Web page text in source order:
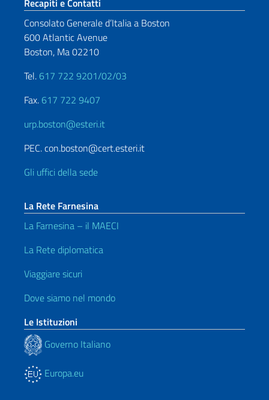
Recapiti e Contatti
Consolato Generale d’Italia a Boston
600 Atlantic Avenue
Boston, Ma 02210
Tel. 617 722 9201/02/03
Fax. 617 722 9407
urp.boston@esteri.it
PEC. con.boston@cert.esteri.it
Gli uffici della sede
La Rete Farnesina
La Farnesina – il MAECI
La Rete diplomatica
Viaggiare sicuri
Dove siamo nel mondo
Le Istituzioni
Governo Italiano
Europa.eu